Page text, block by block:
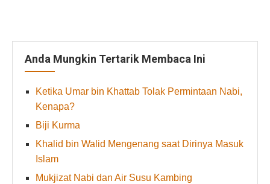
Anda Mungkin Tertarik Membaca Ini
Ketika Umar bin Khattab Tolak Permintaan Nabi,
Kenapa?
Biji Kurma
Khalid bin Walid Mengenang saat Dirinya Masuk
Islam
Mukjizat Nabi dan Air Susu Kambing